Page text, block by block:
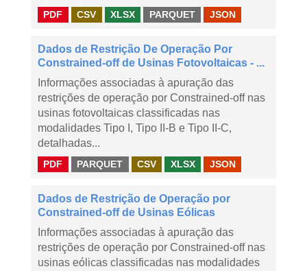
PDF CSV XLSX PARQUET JSON
Dados de Restrição De Operação Por
Constrained-off de Usinas Fotovoltaicas - ...
Informações associadas à apuração das
restrições de operação por Constrained-off nas
usinas fotovoltaicas classificadas nas
modalidades Tipo I, Tipo II-B e Tipo II-C,
detalhadas...
PDF PARQUET CSV XLSX JSON
Dados de Restrição de Operação por
Constrained-off de Usinas Eólicas
Informações associadas à apuração das
restrições de operação por Constrained-off nas
usinas eólicas classificadas nas modalidades